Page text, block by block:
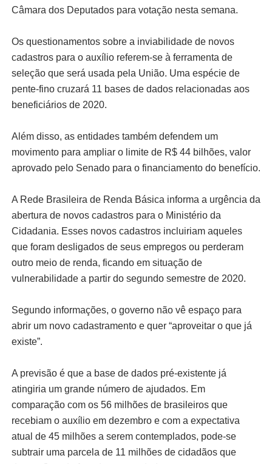
Câmara dos Deputados para votação nesta semana.
Os questionamentos sobre a inviabilidade de novos
cadastros para o auxílio referem-se à ferramenta de
seleção que será usada pela União. Uma espécie de
pente-fino cruzará 11 bases de dados relacionadas aos
beneficiários de 2020.
Além disso, as entidades também defendem um
movimento para ampliar o limite de R$ 44 bilhões, valor
aprovado pelo Senado para o financiamento do benefício.
A Rede Brasileira de Renda Básica informa a urgência da
abertura de novos cadastros para o Ministério da
Cidadania. Esses novos cadastros incluiriam aqueles
que foram desligados de seus empregos ou perderam
outro meio de renda, ficando em situação de
vulnerabilidade a partir do segundo semestre de 2020.
Segundo informações, o governo não vê espaço para
abrir um novo cadastramento e quer “aproveitar o que já
existe”.
A previsão é que a base de dados pré-existente já
atingiria um grande número de ajudados. Em
comparação com os 56 milhões de brasileiros que
recebiam o auxílio em dezembro e com a expectativa
atual de 45 milhões a serem contemplados, pode-se
subtrair uma parcela de 11 milhões de cidadãos que